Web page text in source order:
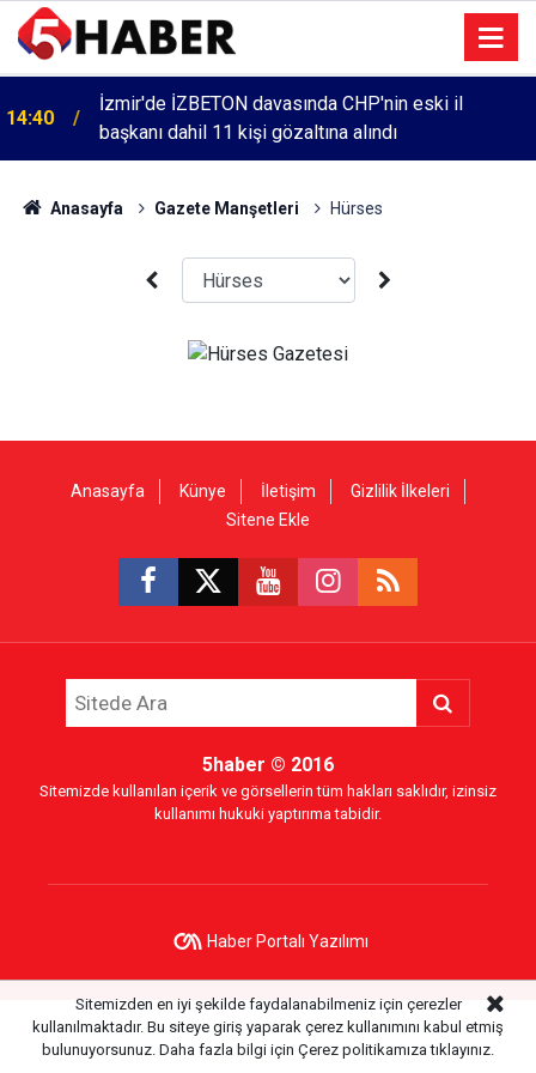
14:40
İzmir'de İZBETON davasında CHP'nin eski il
başkanı dahil 11 kişi gözaltına alındı
Anasayfa Gazete Manşetleri Hürses
Anasayfa Künye İletişim
Gizlilik İlkeleri
Sitene Ekle
5haber © 2016
Sitemizde kullanılan içerik ve görsellerin tüm hakları saklıdır, izinsiz
kullanımı hukuki yaptırıma tabidir.
Haber Portalı Yazılımı
Sitemizden en iyi şekilde faydalanabilmeniz için çerezler
kullanılmaktadır. Bu siteye giriş yaparak çerez kullanımını kabul etmiş
bulunuyorsunuz. Daha fazla bilgi için Çerez politikamıza tıklayınız.